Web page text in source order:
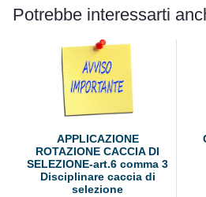
Potrebbe interessarti
APPLICAZIONE
ROTAZIONE CACCIA DI
SELEZIONE-art.6 comma 3
Disciplinare caccia di
selezione